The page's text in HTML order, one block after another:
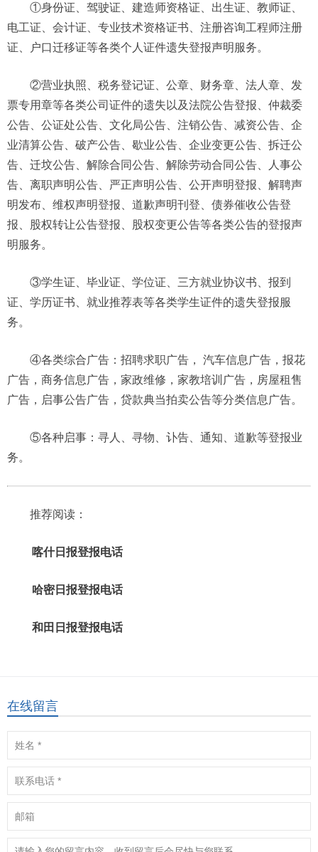
①身份证、驾驶证、建造师资格证、出生证、教师证、
电工证、会计证、专业技术资格证书、注册咨询工程师注册
证、户口迁移证等各类个人证件遗失登报声明服务。
②营业执照、税务登记证、公章、财务章、法人章、发
票专用章等各类公司证件的遗失以及法院公告登报、仲裁委
公告、公证处公告、文化局公告、注销公告、减资公告、企
业清算公告、破产公告、歇业公告、企业变更公告、拆迁公
告、迁坟公告、解除合同公告、解除劳动合同公告、人事公
告、离职声明公告、严正声明公告、公开声明登报、解聘声
明发布、维权声明登报、道歉声明刊登、债券催收公告登
报、股权转让公告登报、股权变更公告等各类公告的登报声
明服务。
③学生证、毕业证、学位证、三方就业协议书、报到
证、学历证书、就业推荐表等各类学生证件的遗失登报服
务。
④各类综合广告：招聘求职广告， 汽车信息广告，报花
广告，商务信息广告，家政维修，家教培训广告，房屋租售
广告，启事公告广告，贷款典当拍卖公告等分类信息广告。
⑤各种启事：寻人、寻物、讣告、通知、道歉等登报业
务。
推荐阅读：
喀什日报登报电话
哈密日报登报电话
和田日报登报电话
在线留言